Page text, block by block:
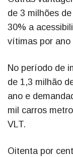
de 3 milhões
30% a
vítimas por ano
No período de
de 1,3 milhão
ano e
mil carros
VLT.
Oitenta por